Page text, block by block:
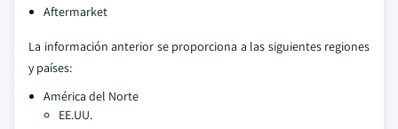
Aftermarket
La información anterior se proporciona a las siguientes regiones
y países:
América del Norte
EE.UU.